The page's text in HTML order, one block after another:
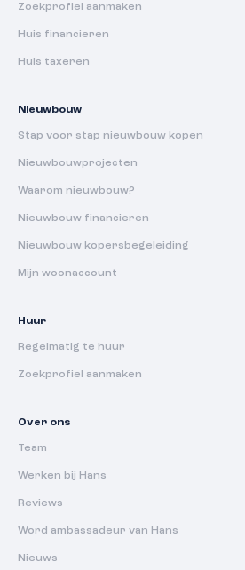
Zoekprofiel aanmaken
Huis financieren
Huis taxeren
Nieuwbouw
Stap voor stap nieuwbouw kopen
Nieuwbouwprojecten
Waarom nieuwbouw?
Nieuwbouw financieren
Nieuwbouw kopersbegeleiding
Mijn woonaccount
Huur
Regelmatig te huur
Zoekprofiel aanmaken
Over ons
Team
Werken bij Hans
Reviews
Word ambassadeur van Hans
Nieuws